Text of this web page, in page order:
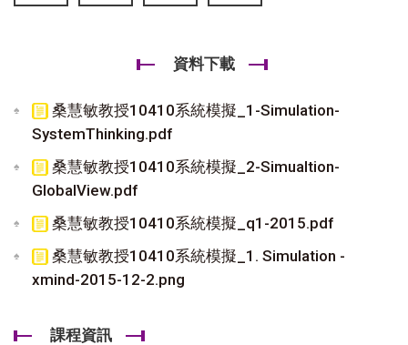
資料下載
桑慧敏教授10410系統模擬_1-Simulation-
SystemThinking.pdf
桑慧敏教授10410系統模擬_2-Simualtion-
GlobalView.pdf
桑慧敏教授10410系統模擬_q1-2015.pdf
桑慧敏教授10410系統模擬_1. Simulation -
xmind-2015-12-2.png
課程資訊